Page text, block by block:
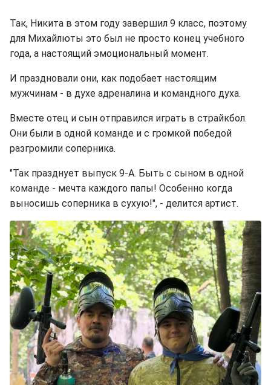
Так, Никита в этом году завершил 9 класс, поэтому
для Михайлюты это был не просто конец учебного
года, а настоящий эмоциональный момент.
И праздновали они, как подобает настоящим
мужчинам - в духе адреналина и командного духа.
Вместе отец и сын отправился играть в страйкбол.
Они были в одной команде и с громкой победой
разгромили соперника.
"Так празднует выпуск 9-А. Быть с сыном в одной
команде - мечта каждого папы! Особенно когда
выносишь соперника в сухую!", - делится артист.